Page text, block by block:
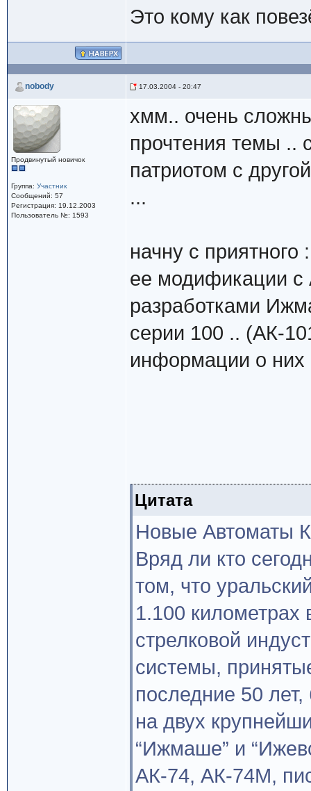
Это кому как
nobody 17.03.2004 - 20:47
Продвинутый новичок
Группа: Участник
Сообщений: 57
Регистрация: 19.12.2003
Пользователь №: 1593
хмм.. очень
прочтения темы ..
патриотом с
...
начну с
ее модификации с
разработками
серии 100 .. (АК-
информации о них
Цитата
Новые Автоматы
Вряд ли кто
том, что
1.100 километрах
стрелковой
системы,
последние 50
на двух
“Ижмаше” и
АК-74, АК-74М,